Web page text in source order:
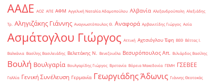
ΑΑΔΕ ΑΟΖ ΑΠΕ ΑΦΜ Αγγελική Ναταλία Αδαμοπούλου Αλβανία Αλεξανδρούπολη Αλεξιάδης
Τρ. Αληγιζάκης Γιάννης Αναγνωστόπουλος Θ. Αναφορά Αρβανιτίδης Γιώργος Ασία
Ασμάτογλου Γιώργος Αττική Αχτσιόγλου Έφη ΒΕΘ Βέττας Ι.
Βαλκάνια Βασίλης Βασιλειάδης Βελετάκης Ν. Βενεζουέλα Βεσυρόπουλος Απ. Βιλιάρδος Βασίλης
Βουλή Βουλγαρία Βουλγαρίδης Γιώργος Βρετανία Βόρεια Μακεδονία ΓΕΜΗ ΓΣΕΒΕΕ
Γαλλία Γενική Συνέλευση Γερμανία Γεωργιάδης Άδωνις Γιάννης Θεοτοκάς